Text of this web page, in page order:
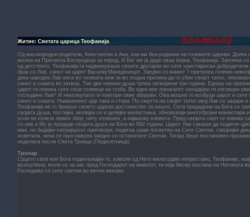
Житие: Светата царица Теофанија
Од високородни родители, Константин и Ана, кои им беа роднини на големите цареви. Долги
молеа на Пресвета Богородица за пород. И Бог им ја даде оваа ќерка, Теофанија. Запоена со
од детството, Теофанија ги надминуваше своите другарки во сите христијански
брак со Лав, синот на царот Василиј Македонецот. Заедно со мажот ? претрпеа големи
дека наводно Лав носи во чизмата нож за во згодна прилика да го убие својот татко,
синот и снаата во затвор. Тие две невини души трпеа затворени три години. Еднаш на
царот ги повика сите свои големци на гозба. Во еден миг папагалот ненадејно ги изговори
господине Лав!“ И неколкупати ги повтори овие зборови. Ова мошне го возбуди царот и сите
синот и снаата. Нажалениот цар така и стори. По смртта на својот татко овој Лав се зацари
Теофанија не го броеше своето царско достоинство за нешто. Сета предадена на Бога се
својата душа, постејќи, молејќи се и делејќи милостиња, обновуваји многубројни манастири
усни не излезе лажен збор, ниту излишен, а најмалку клевета. Пред својата смрт ги повика
со нив и Му ја предаде својата душа на Бога во 892 година. Царот Лав сакаше да подигне
име, но бидејќи патријархот приговори, подигна храм посветен на Сите Светии, говорејќи
осветила, нека се прославува заедно со останатите Светии. Тогаш беше востановен
неделата после Света Троица (Педесетница).
Тропар
Срцето свое кон Бога подигнувајќи го, измоли од Него милосрдие непрестано, Теофанијо,
возљубена, моли се за нас пред Господарот на животот, ти која бисер постана на Неговата
Господова со сите светии во вечни векови.